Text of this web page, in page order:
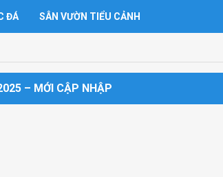
ĐÁ SÂN VƯỜN TIỂU CẢNH
– MỚI CẬP NHẬP